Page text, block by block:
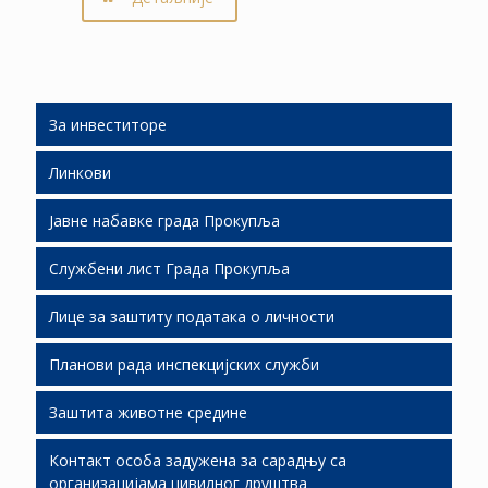
За инвеститоре
Људски ресурси
Подршка инвестиционим улагањима
Слободне локације
Економски развој
Јавно партнерство
Линкови
Јавне набавке града Прокупља
Јавне набавке 2026
Јавне набавке 2025
Јавне набавке 2024
Јавне набавке 2023
Јавне набавке 2022
Службени лист Града Прокупља
СЛГП 2026
СЛГП 2025
СЛГП 2024
СЛГП 2023
Лице за заштиту података о личности
Планови рада инспекцијских служби
Планови рада И.С. за 2019.
Заштита животне средине
Стање животне средине ( мониторинг)
Контакт особа задужена за сарадњу са
организацијама цивилног друштва